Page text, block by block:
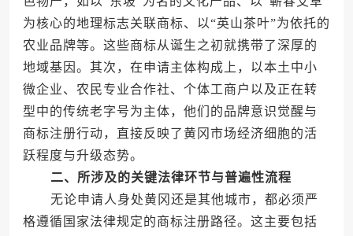
为核心的地理标志关联商标、以“英山茶叶”为依托的
农业品牌等。这些商标从诞生之初就携带了深厚的
地域基因。其次，在申请主体构成上，以本土中小
微企业、农民专业合作社、个体工商户以及正在转
型中的传统老字号为主体，他们的品牌意识觉醒与
商标注册行动，直接反映了黄冈市场经济细胞的活
跃程度与升级态势。
二、所涉及的关键法律环节与普遍性流程
无论申请人身处黄冈还是其他城市，都必须严
格遵循国家法律规定的商标注册路径。这主要包括